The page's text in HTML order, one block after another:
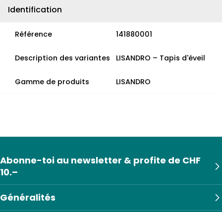
Identification
Référence 141880001
Description des variantes LISANDRO – Tapis d'éveil
Gamme de produits LISANDRO
Généralités
Abonne-toi au newsletter & profite de CHF
10.–